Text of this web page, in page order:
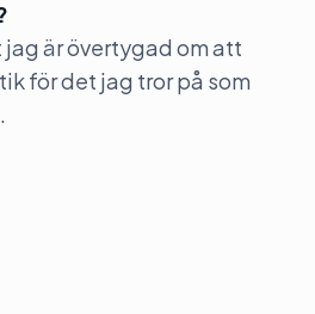
jag är övertygad om att
för det jag tror på som